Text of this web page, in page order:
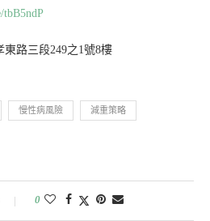
tbB5ndP
路三段249之1號8樓
慢性病風險 減重策略
0